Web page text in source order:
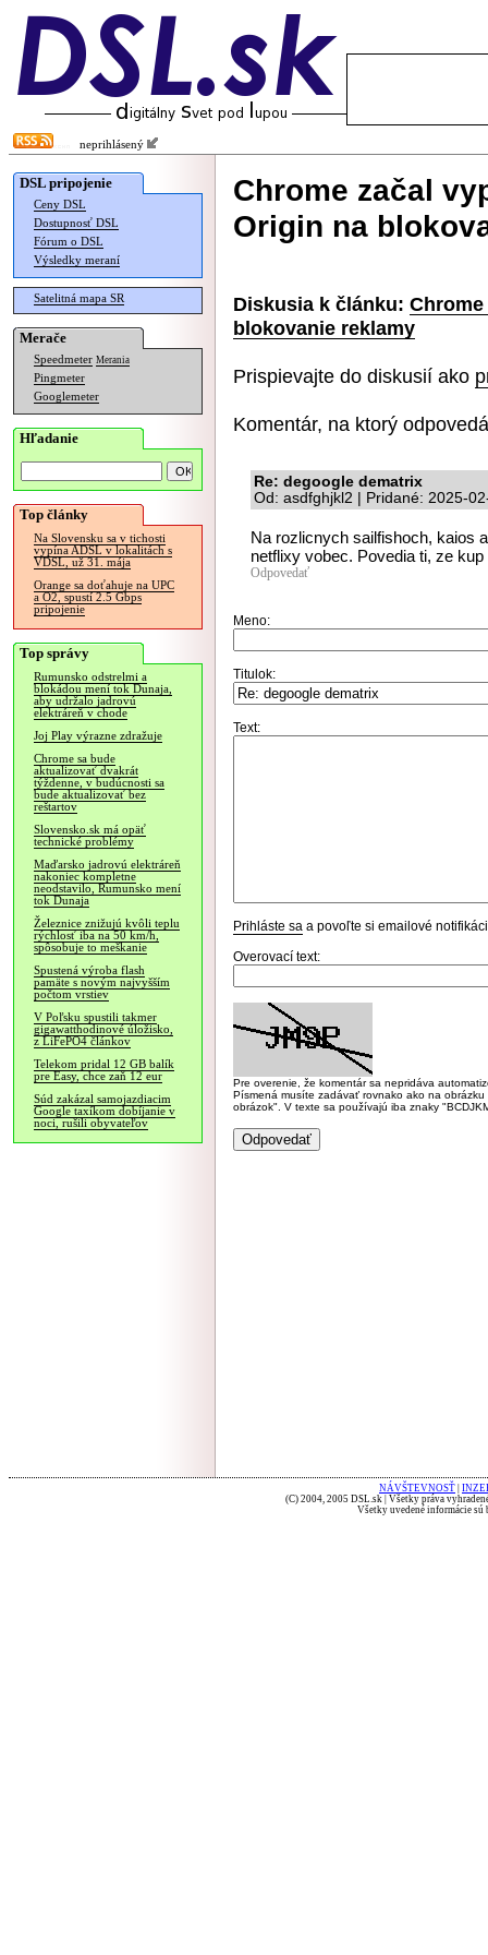
neprihlásený
DSL pripojenie
Ceny DSL
Dostupnosť DSL
Fórum o DSL
Výsledky meraní
Satelitná mapa SR
Merače
Speedmeter Merania
Pingmeter
Googlemeter
Hľadanie
Top články
Na Slovensku sa v tichosti
vypína ADSL v lokalitách s
VDSL, už 31. mája
Orange sa doťahuje na UPC
a O2, spustí 2.5 Gbps
pripojenie
Top správy
Rumunsko odstrelmi a
blokádou mení tok Dunaja,
aby udržalo jadrovú
elektráreň v chode
Joj Play výrazne zdražuje
Chrome sa bude
aktualizovať dvakrát
týždenne, v budúcnosti sa
bude aktualizovať bez
reštartov
Slovensko.sk má opäť
technické problémy
Maďarsko jadrovú elektráreň
nakoniec kompletne
neodstavilo, Rumunsko mení
tok Dunaja
Železnice znižujú kvôli teplu
rýchlosť iba na 50 km/h,
spôsobuje to meškanie
Spustená výroba flash
pamäte s novým najvyšším
počtom vrstiev
V Poľsku spustili takmer
gigawatthodinové úložisko,
z LiFePO4 článkov
Telekom pridal 12 GB balík
pre Easy, chce zaň 12 eur
Súd zakázal samojazdiacim
Google taxíkom dobíjanie v
noci, rušili obyvateľov
Chrome začal
Origin na
Diskusia k článku:
blokovanie reklamy
Prispievajte do diskusií ako
Komentár, na ktorý
Re: degoogle dematrix
Od: asdfghjkl2 | Pridané: 2025-
Na rozlicnych sailfishoch, kaios
netflixy vobec. Povedia ti, ze
Odpovedať
Meno:
Titulok:
Text:
Prihláste sa a povoľte si emailové
Overovací text:
Pre overenie, že komentár sa nepridáva
Písmená musíte zadávať rovnako ako na
obrázok". V texte sa používajú iba znaky
NÁVŠTEVNOSŤ
(C) 2004, 2005 DSL.sk | Všetky práva
Všetky uvedené informácie sú